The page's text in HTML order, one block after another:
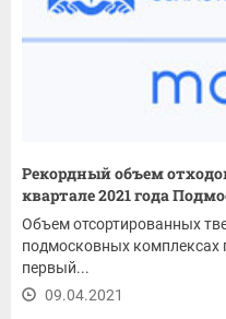
Рекордный объем
квартале 2021 года
Объем отсортированных
подмосковных комплексах
первый...
09.04.2021